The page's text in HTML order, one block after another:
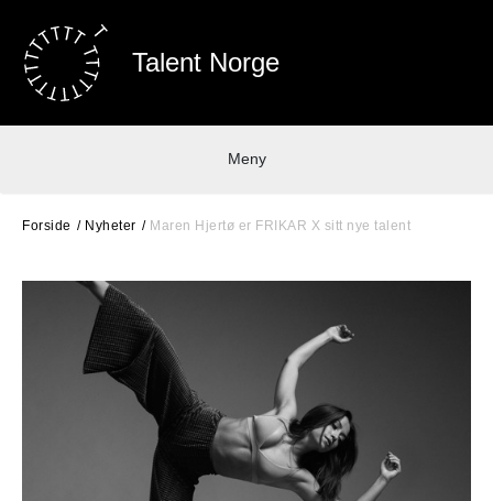
Talent Norge
Meny
Forside Nyheter Maren Hjertø er FRIKAR X sitt nye talent